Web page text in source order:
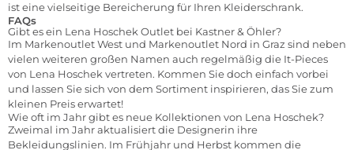
ist eine vielseitige Bereicherung für Ihren Kleiderschrank.
FAQs
Gibt es ein Lena Hoschek Outlet bei Kastner & Öhler?
Im Markenoutlet West und Markenoutlet Nord in Graz sind neben
vielen weiteren großen Namen auch regelmäßig die It-Pieces
von Lena Hoschek vertreten. Kommen Sie doch einfach vorbei
und lassen Sie sich von dem Sortiment inspirieren, das Sie zum
kleinen Preis erwartet!
Wie oft im Jahr gibt es neue Kollektionen von Lena Hoschek?
Zweimal im Jahr aktualisiert die Designerin ihre
Bekleidungslinien. Im Frühjahr und Herbst kommen die